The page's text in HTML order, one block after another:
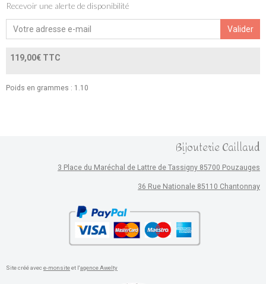
Recevoir une alerte de disponibilité
Valider
119,00€ TTC
Poids en grammes : 1.10
Bijouterie Caillaud
3 Place du Maréchal de Lattre de Tassigny 85700 Pouzauges
36 Rue Nationale 85110 Chantonnay
Site créé avece-monsiteet l'agence Awelty